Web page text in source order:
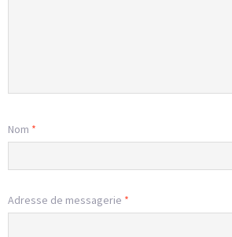
Nom *
Adresse de messagerie *